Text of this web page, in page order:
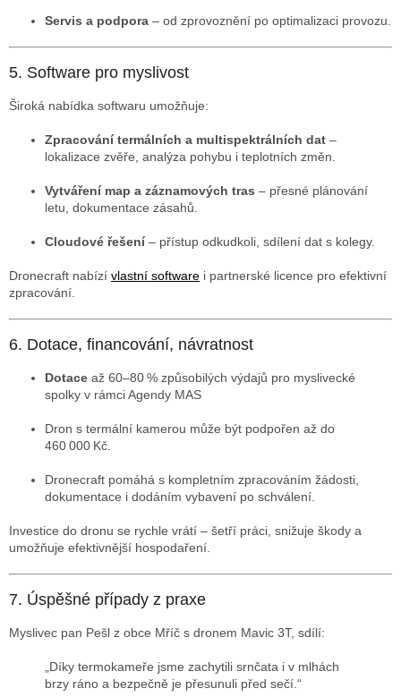
Servis a podpora – od zprovoznění po optimalizaci provozu.
5. Software pro myslivost
Široká nabídka softwaru umožňuje:
Zpracování termálních a multispektrálních dat –
lokalizace zvěře, analýza pohybu i teplotních změn.
Vytváření map a záznamových tras – přesné plánování
letu, dokumentace zásahů.
Cloudové řešení– přístup odkudkoli, sdílení dat s kolegy.
Dronecraft nabízí vlastní software i partnerské licence pro efektivní
zpracování.
6. Dotace, financování, návratnost
Dotace až 60–80 % způsobilých výdajů pro myslivecké
spolky v rámci Agendy MAS
Dron s termální kamerou může být podpořen až do
460 000 Kč.
Dronecraft pomáhá s kompletním zpracováním žádosti,
dokumentace i dodáním vybavení po schválení.
Investice do dronu se rychle vrátí – šetří práci, snižuje škody a
umožňuje efektivnější hospodaření.
7. Úspěšné případy z praxe
Myslivec pan Pešl z obce Mříč s dronem Mavic 3T, sdílí:
„Díky termokameře jsme zachytili srnčata i v mlhách
brzy ráno a bezpečně je přesunuli před sečí.“